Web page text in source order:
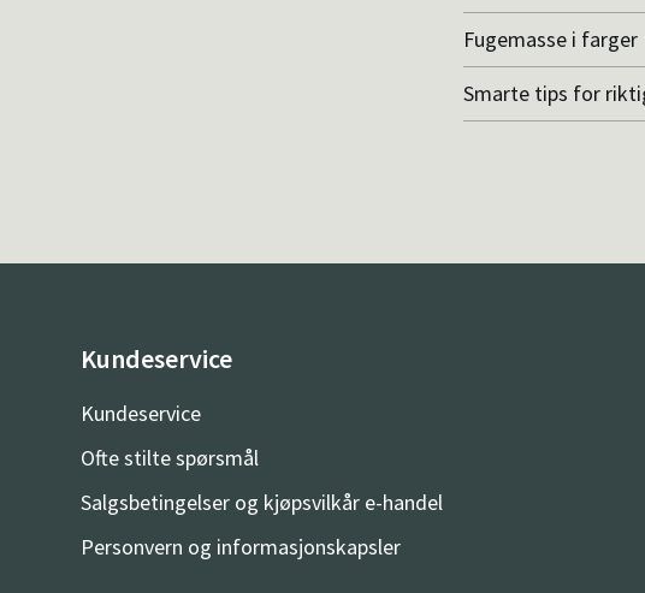
Fugemasse i farger
Smarte tips for
Kundeservice
Kundeservice
Ofte stilte spørsmål
Salgsbetingelser og kjøpsvilkår e-handel
Personvern og informasjonskapsler